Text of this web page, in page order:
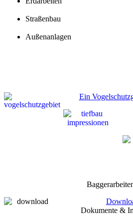
Straßenbau
Außenanlagen
Ein
Dokumente &